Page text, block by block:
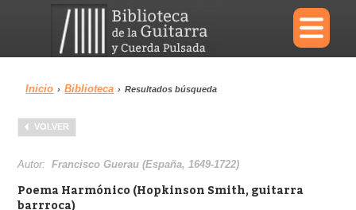
×
Menu
Biblioteca Diccionario
Inicio › Biblioteca › Resultados búsqueda
VOLVER
Autor:Francisco Guerau (España, 1649-1722)
Poema Harmónico (Hopkinson Smith, guitarra
barrroca)